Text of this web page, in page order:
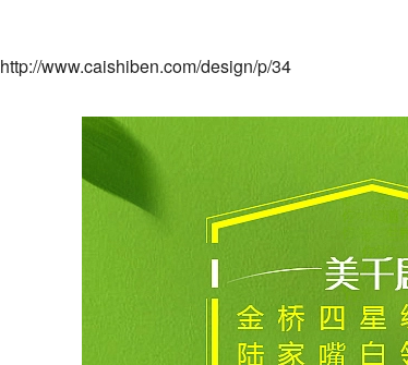
http://www.caishiben.com/design/p/34